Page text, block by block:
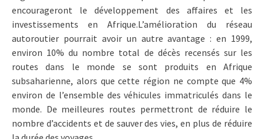
encourageront le développement des affaires et les
investissements en Afrique.L’amélioration du réseau
autoroutier pourrait avoir un autre avantage : en 1999,
environ 10% du nombre total de décès recensés sur les
routes dans le monde se sont produits en Afrique
subsaharienne, alors que cette région ne compte que 4%
environ de l’ensemble des véhicules immatriculés dans le
monde. De meilleures routes permettront de réduire le
nombre d’accidents et de sauver des vies, en plus de réduire